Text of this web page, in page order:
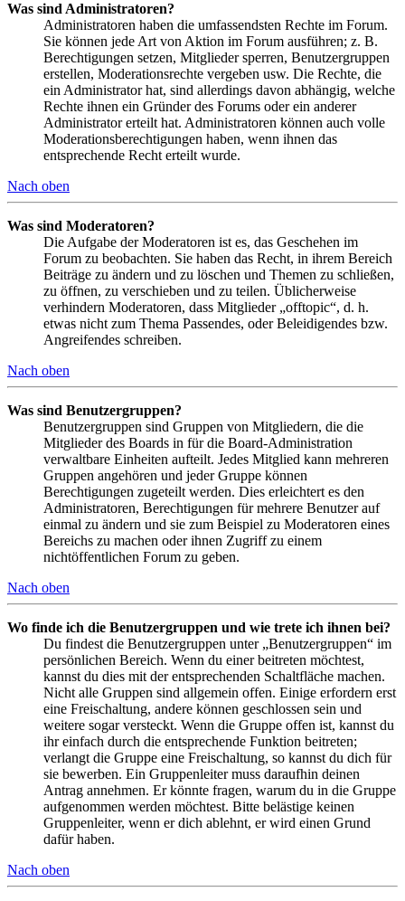
Was sind Administratoren?
Administratoren haben die umfassendsten Rechte im Forum.
Sie können jede Art von Aktion im Forum ausführen; z. B.
Berechtigungen setzen, Mitglieder sperren, Benutzergruppen
erstellen, Moderationsrechte vergeben usw. Die Rechte, die
ein Administrator hat, sind allerdings davon abhängig, welche
Rechte ihnen ein Gründer des Forums oder ein anderer
Administrator erteilt hat. Administratoren können auch volle
Moderationsberechtigungen haben, wenn ihnen das
entsprechende Recht erteilt wurde.
Nach oben
Was sind Moderatoren?
Die Aufgabe der Moderatoren ist es, das Geschehen im
Forum zu beobachten. Sie haben das Recht, in ihrem Bereich
Beiträge zu ändern und zu löschen und Themen zu schließen,
zu öffnen, zu verschieben und zu teilen. Üblicherweise
verhindern Moderatoren, dass Mitglieder „offtopic“, d. h.
etwas nicht zum Thema Passendes, oder Beleidigendes bzw.
Angreifendes schreiben.
Nach oben
Was sind Benutzergruppen?
Benutzergruppen sind Gruppen von Mitgliedern, die die
Mitglieder des Boards in für die Board-Administration
verwaltbare Einheiten aufteilt. Jedes Mitglied kann mehreren
Gruppen angehören und jeder Gruppe können
Berechtigungen zugeteilt werden. Dies erleichtert es den
Administratoren, Berechtigungen für mehrere Benutzer auf
einmal zu ändern und sie zum Beispiel zu Moderatoren eines
Bereichs zu machen oder ihnen Zugriff zu einem
nichtöffentlichen Forum zu geben.
Nach oben
Wo finde ich die Benutzergruppen und wie trete ich ihnen bei?
Du findest die Benutzergruppen unter „Benutzergruppen“ im
persönlichen Bereich. Wenn du einer beitreten möchtest,
kannst du dies mit der entsprechenden Schaltfläche machen.
Nicht alle Gruppen sind allgemein offen. Einige erfordern erst
eine Freischaltung, andere können geschlossen sein und
weitere sogar versteckt. Wenn die Gruppe offen ist, kannst du
ihr einfach durch die entsprechende Funktion beitreten;
verlangt die Gruppe eine Freischaltung, so kannst du dich für
sie bewerben. Ein Gruppenleiter muss daraufhin deinen
Antrag annehmen. Er könnte fragen, warum du in die Gruppe
aufgenommen werden möchtest. Bitte belästige keinen
Gruppenleiter, wenn er dich ablehnt, er wird einen Grund
dafür haben.
Nach oben